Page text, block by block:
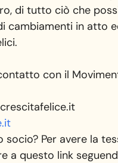
di tutto ciò che
cambiamenti in atto
con il
Per avere la
a questo link